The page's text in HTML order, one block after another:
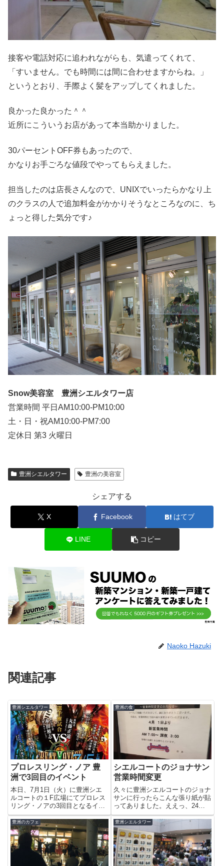
接客や電話対応に追われながらも、気遣ってくれて、
「すいません。でも時間には間に合わせますからね。」
というとおり、手際よく髪をアップしてくれました。
良かった良かった＾＾
近所にこういうお店があって本当助かりました。
30パーセントOFF券もあったので、
かなりお手ごろな値段でやってもらえました。
担当したのは店長さんなので、UNIXでいったらかなり上
のクラスの人で追加料金がかかりそうなところなのに、ち
ょっと得した気分です♪
Snow美容室 豊洲シエルタワー店
営業時間 平日AM10:00-PM10:00
土・日・祝AM10:00-PM7:00
定休日 第3 火曜日
豊洲シエルタワー 豊洲の美容室
シェアする
X Facebook はてブ
LINE コピー
Naoko Hazuki
関連記事
豊洲シエルタワー
プロレスリング・ノア 豊
洲で3回目のイベント
本日、7月1日（火）に豊洲シエ
ルコートの１F広場にてプロレス
リング・ノアの3回目となるイベ
ントが開催されます。ポスターの
７月5日（土）有明コロシアム大
会の直前イベントだそうです。な
かなか、好評なんでしょうね。当
日は、豊洲シエルコート１F広
場...
豊洲の食
シエルコートのジョナサン
営業時間変更
久々に豊洲シエルコートのジョナ
サンに行ったらこんな張り紙が貼
ってありました。ええっ、24時
間営業じゃなくなったの?豊洲に
あるファミレスであるサイゼリア
の豊洲ビバホーム店、豊洲プライ
ムスクエア店は23時までの営業
なので24時間営業のファミレス...
豊洲のカフェ 豊洲シエルタワー